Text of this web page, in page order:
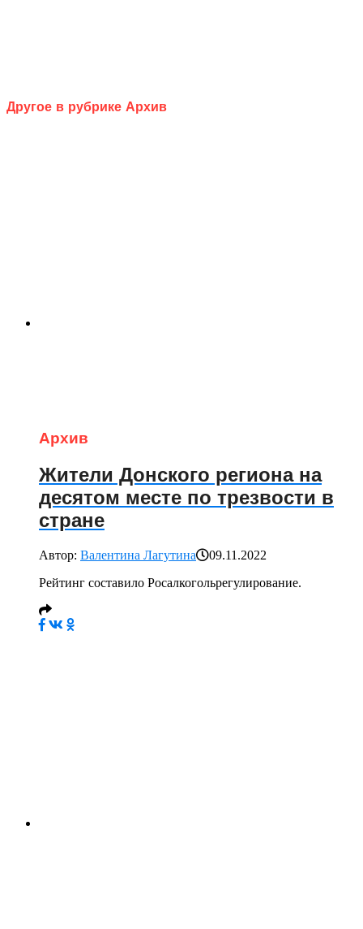
Другое в рубрике Архив
Архив
Жители Донского региона на
десятом месте по трезвости в
стране
Автор: Валентина Лагутина
09.11.2022
Рейтинг составило Росалкогольрегулирование.